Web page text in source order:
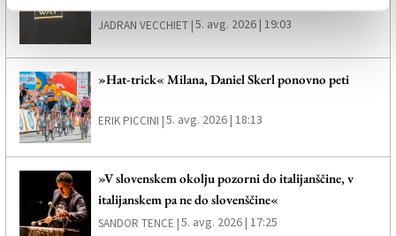
JADRAN VECCHIET |5. avg. 2026 | 19:03
»Hat-trick« Milana, Daniel Skerl ponovno peti
ERIK PICCINI |5. avg. 2026 | 18:13
»V slovenskem okolju pozorni do italijanščine, v
italijanskem pa ne do slovenščine«
SANDOR TENCE |5. avg. 2026 | 17:25